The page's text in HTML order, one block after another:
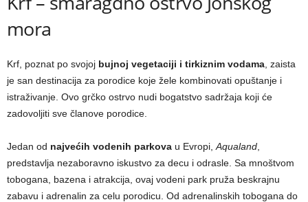
mora
Krf, poznat po svojoj bujnoj vegetaciji i tirkiznim vodama , zaista
je san destinacija za porodice koje žele kombinovati opuštanje i
istraživanje. Ovo grčko ostrvo nudi bogatstvo sadržaja koji će
zadovoljiti sve članove porodice.
Jedan od najvećih vodenih parkova u Evropi, Aqualand
predstavlja nezaboravno iskustvo za decu i odrasle. Sa mnoštvom
tobogana, bazena i atrakcija, ovaj vodeni park pruža beskrajnu
zabavu i adrenalin za celu porodicu. Od adrenalinskih tobogana do